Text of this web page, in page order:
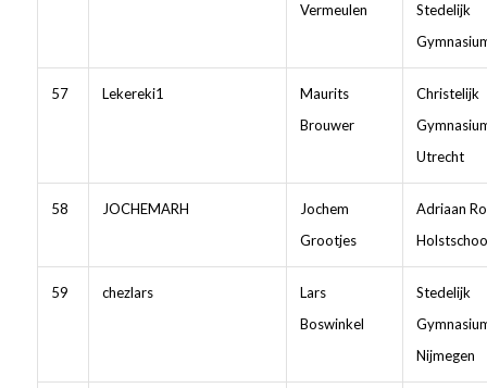
Vermeulen
Stedelijk
57 Lekereki1
Maurits
Brouwer
Christelijk
Utrecht
58 JOCHEMARH
Jochem
Grootjes
Adriaan
59 chezlars
Lars
Boswinkel
Stedelijk
Nijmegen